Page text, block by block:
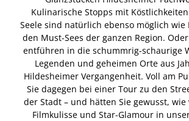
Kulinarische Stopps mit
Seele sind natürlich ebenso möglich
den Must-Sees der ganzen Region.
entführen in die schummrig-schaurige
Legenden und geheimen Orte aus
Hildesheimer Vergangenheit. Voll am
Sie dagegen bei einer Tour zu den
der Stadt – und hätten Sie gewusst, wie
Filmkulisse und Star-Glamour in